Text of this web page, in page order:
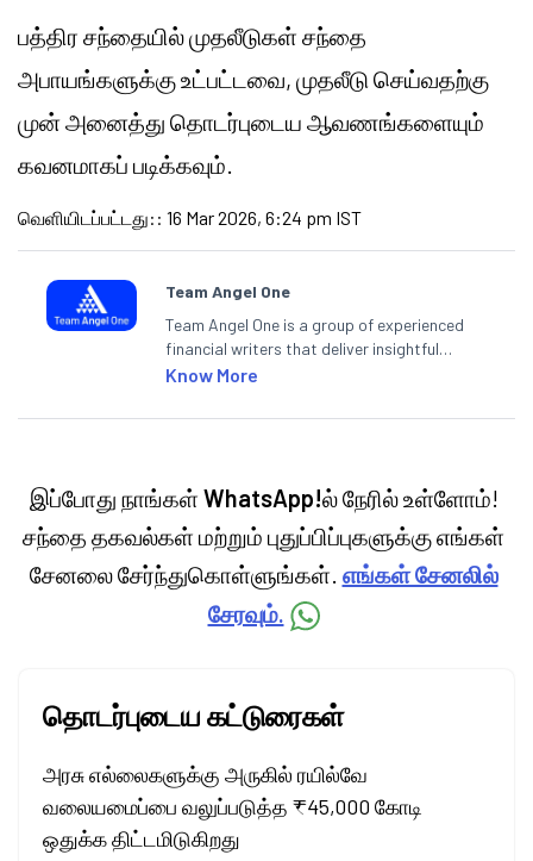
பத்திர சந்தையில் முதலீடுகள் சந்தை
அபாயங்களுக்கு உட்பட்டவை, முதலீடு செய்வதற்கு
முன் அனைத்து தொடர்புடைய ஆவணங்களையும்
கவனமாகப் படிக்கவும்.
வெளியிடப்பட்டது: : 16 Mar 2026, 6:24 pm IST
Team Angel One
Team Angel One is a group of experienced
financial writers that deliver insightful
articles on the stock market, IPO, economy,
categories.
Know More
இப்போது நாங்கள் WhatsApp!ல் நேரில் உள்ளோம்!
சந்தை தகவல்கள் மற்றும் புதுப்பிப்புகளுக்கு எங்கள்
சேனலை சேர்ந்துகொள்ளுங்கள். எங்கள் சேனலில்
சேரவும்.
தொடர்புடைய கட்டுரைகள்
அரசு எல்லைகளுக்கு அருகில் ரயில்வே
வலையமைப்பை வலுப்படுத்த ₹45,000 கோடி
ஒதுக்க திட்டமிடுகிறது